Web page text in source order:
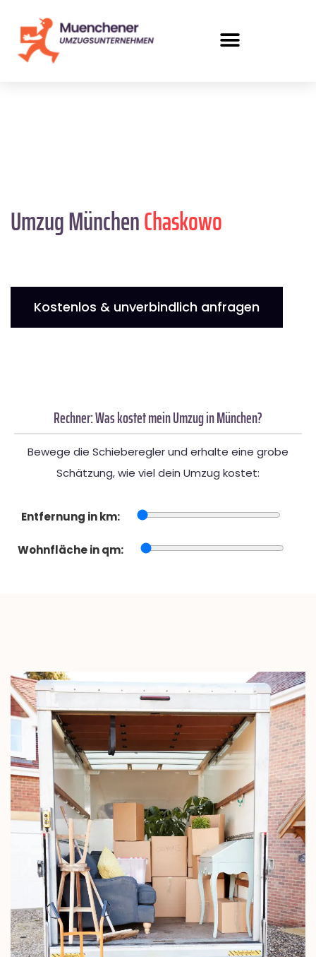
Umzug MünchenChaskowo
Kostenlos & unverbindlich anfragen
Rechner: Was kostet mein Umzug in München?
Bewege die Schieberegler und erhalte eine grobe
Schätzung, wie viel dein Umzug kostet:
Entfernung in km:
Wohnfläche in qm: